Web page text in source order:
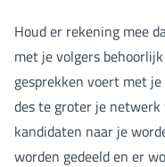
Houd er rekening mee
met je volgers
gesprekken voert met
des te groter je
kandidaten naar je
worden gedeeld en er